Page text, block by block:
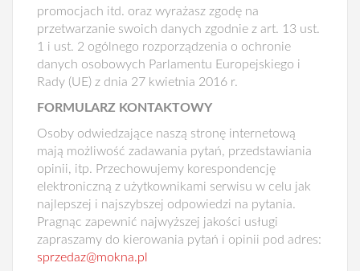
promocjach itd. oraz wyrażasz zgodę na
przetwarzanie swoich danych zgodnie z art. 13 ust.
1 i ust. 2 ogólnego rozporządzenia o ochronie
danych osobowych Parlamentu Europejskiego i
Rady (UE) z dnia 27 kwietnia 2016 r.
FORMULARZ KONTAKTOWY
Osoby odwiedzające naszą stronę internetową
mają możliwość zadawania pytań, przedstawiania
opinii, itp. Przechowujemy korespondencję
elektroniczną z użytkownikami serwisu w celu jak
najlepszej i najszybszej odpowiedzi na pytania.
Pragnąc zapewnić najwyższej jakości usługi
zapraszamy do kierowania pytań i opinii pod adres:
sprzedaz@mokna.pl